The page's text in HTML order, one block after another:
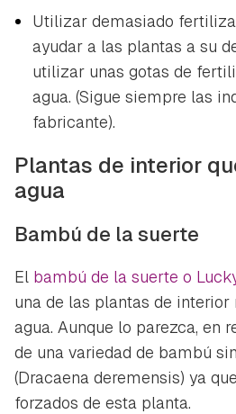
Utilizar demasiado
ayudar a las plantas a su
utilizar unas gotas de
agua. (Sigue siempre las
fabricante).
Plantas de interior
agua
Bambú de la suerte
El bambú de la suerte o
una de las plantas de
agua. Aunque lo parezca, en
de una variedad de bambú
(Dracaena deremensis) ya
forzados de esta planta.